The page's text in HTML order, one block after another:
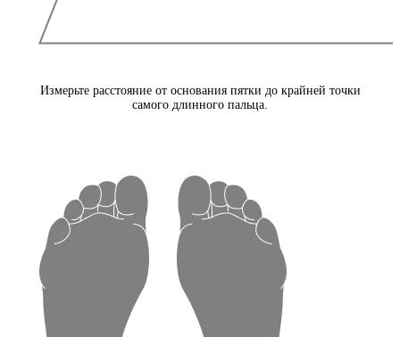
Измерьте расстояние от основания пятки до крайней точки
самого длинного пальца.